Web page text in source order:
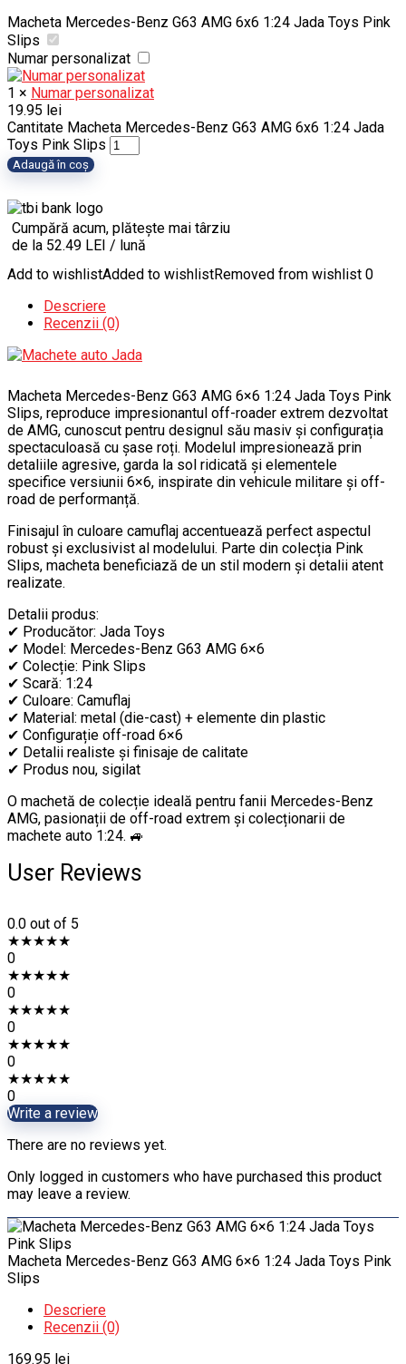
Macheta Mercedes-Benz G63 AMG 6x6 1:24 Jada Toys Pink
Slips
Numar personalizat
1 × Numar personalizat
19.95 lei
Cantitate Macheta Mercedes-Benz G63 AMG 6x6 1:24 Jada
Toys Pink Slips
Adaugă în coș
Cumpără acum, plătește mai târziu
de la 52.49 LEI / lună
Add to wishlistAdded to wishlistRemoved from wishlist 0
Descriere
Recenzii (0)
Macheta Mercedes-Benz G63 AMG 6×6 1:24 Jada Toys Pink
Slips, reproduce impresionantul off-roader extrem dezvoltat
de AMG, cunoscut pentru designul său masiv și configurația
spectaculoasă cu șase roți. Modelul impresionează prin
detaliile agresive, garda la sol ridicată și elementele
specifice versiunii 6×6, inspirate din vehicule militare și off-
road de performanță.
Finisajul în culoare camuflaj accentuează perfect aspectul
robust și exclusivist al modelului. Parte din colecția Pink
Slips, macheta beneficiază de un stil modern și detalii atent
realizate.
Detalii produs:
✔ Producător: Jada Toys
✔ Model: Mercedes-Benz G63 AMG 6×6
✔ Colecție: Pink Slips
✔ Scară: 1:24
✔ Culoare: Camuflaj
✔ Material: metal (die-cast) + elemente din plastic
✔ Configurație off-road 6×6
✔ Detalii realiste și finisaje de calitate
✔ Produs nou, sigilat
O machetă de colecție ideală pentru fanii Mercedes-Benz
AMG, pasionații de off-road extrem și colecționarii de
machete auto 1:24. 🚙
User Reviews
0.0 out of 5
★★★★★
0
★★★★★
0
★★★★★
0
★★★★★
0
★★★★★
0
Write a review
There are no reviews yet.
Only logged in customers who have purchased this product
may leave a review.
Macheta Mercedes-Benz G63 AMG 6×6 1:24 Jada Toys Pink
Slips
Descriere
Recenzii (0)
169.95 lei